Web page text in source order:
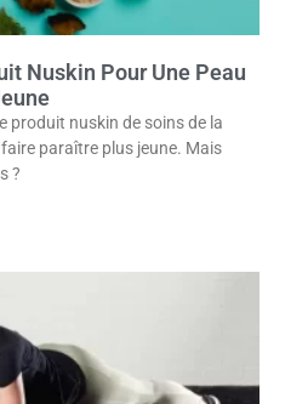
Nuskin Pour Une Peau
produit nuskin de soins de la
paraître plus jeune. Mais
?